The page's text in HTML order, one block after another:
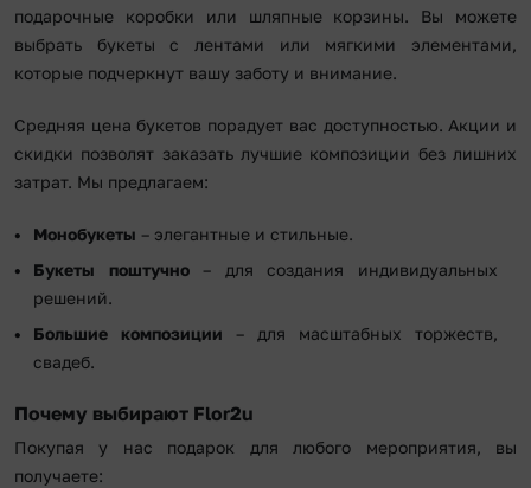
подарочные коробки или шляпные корзины. Вы можете
выбрать букеты с лентами или мягкими элементами,
которые подчеркнут вашу заботу и внимание.
Средняя цена букетов порадует вас доступностью. Акции и
скидки позволят заказать лучшие композиции без лишних
затрат. Мы предлагаем:
Монобукеты – элегантные и стильные.
Букеты поштучно– для создания индивидуальных
решений.
Большие композиции – для масштабных торжеств,
свадеб.
Почему выбирают Flor2u
Покупая у нас подарок для любого мероприятия, вы
получаете: